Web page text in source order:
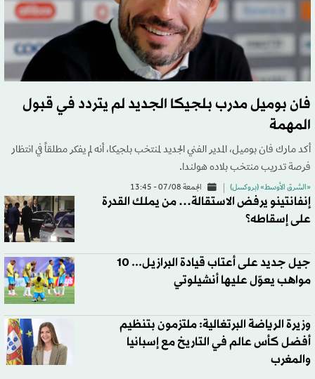
فان بوميل مدرب بلجيكا الجديد لم يتردد في قبول
المهمة
أكد مارك فان بوميل، المدير الفني الجديد لمنتخب بلجيكا، أنه لم يفكر مطلقاً في انتظار
فرصة تدريب منتخب بلاده هولندا.
«الشرق الأوسط» (بروكسل) الجمعة 07/08 - 13:45
إنفانتينو يرفض الاستقالة… من يملك القدرة
على إسقاطه؟
جيل جديد على أعتاب قيادة البرازيل... 10
مواهب يعوّل عليها أنشيلوتي
وزيرة الرياضة البرتغالية: ملتزمون بتنظيم
أفضل كأس عالم في التاريخ مع إسبانيا
والمغرب